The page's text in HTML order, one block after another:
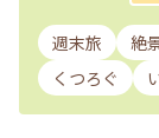
週末旅 絶
くつろぐ